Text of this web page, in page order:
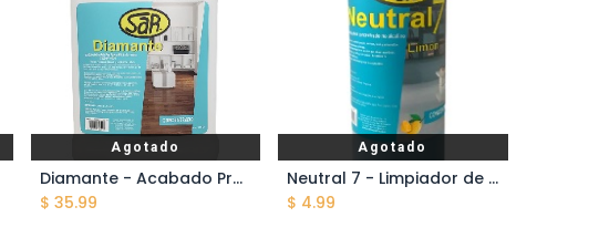
Agotado
Diamante - Acabado Protector Brillante - Galón de 3.785 lts
$35.99
Agotado
Neutral 7 - Limpiador de Pisos - Limón - 1 Litro
$ 4.99